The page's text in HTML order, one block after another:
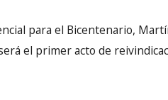
para el Bicentenario,
el primer acto de